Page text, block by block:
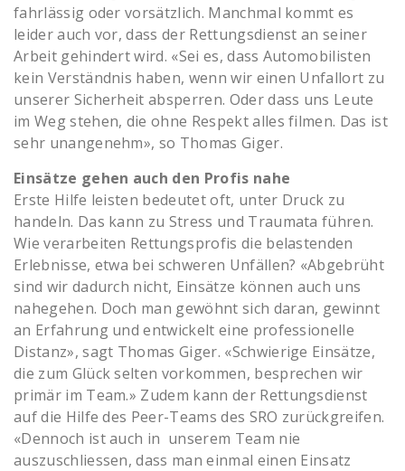
fahrlässig oder vorsätzlich. Manchmal kommt es
leider auch vor, dass der Rettungsdienst an seiner
Arbeit gehindert wird. «Sei es, dass Automobilisten
kein Verständnis haben, wenn wir einen Unfallort zu
unserer Sicherheit absperren. Oder dass uns Leute
im Weg stehen, die ohne Respekt alles filmen. Das ist
sehr unangenehm», so Thomas Giger.
Einsätze gehen auch den Profis nahe
Erste Hilfe leisten bedeutet oft, unter Druck zu
handeln. Das kann zu Stress und Traumata führen.
Wie verarbeiten Rettungsprofis die belastenden
Erlebnisse, etwa bei schweren Unfällen? «Abgebrüht
sind wir dadurch nicht, Einsätze können auch uns
nahegehen. Doch man gewöhnt sich daran, gewinnt
an Erfahrung und entwickelt eine professionelle
Distanz», sagt Thomas Giger. «Schwierige Einsätze,
die zum Glück selten vorkommen, besprechen wir
primär im Team.» Zudem kann der Rettungsdienst
auf die Hilfe des Peer-Teams des SRO zurückgreifen.
«Dennoch ist auch in unserem Team nie
auszuschliessen, dass man einmal einen Einsatz